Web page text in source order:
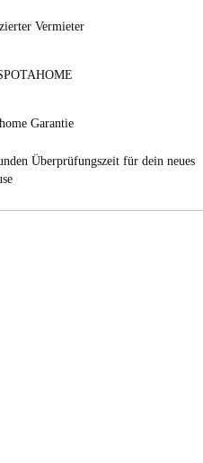
die Verifizierung
Betriebskosten in einem für ein
Mietverhältnis.
Vermieter
diesen Vermieter
Garantie
Vermieter deine Buchung kurzfristig
wir dir entweder A) ein Hotel
B) den gezahlten Betrag vollständig